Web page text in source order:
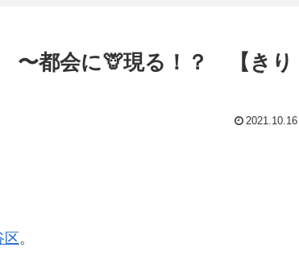
〜都会に🦒現る！？ 【きり
2021.10.16
区。